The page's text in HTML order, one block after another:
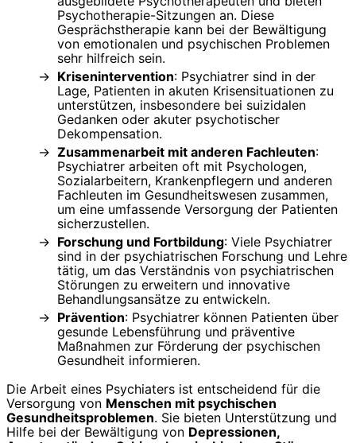
Psychotherapie-Sitzungen an. Diese
Gesprächstherapie kann bei der Bewältigung
von emotionalen und psychischen Problemen
sehr hilfreich sein.
Krisenintervention: Psychiatrer sind in der
Lage, Patienten in akuten Krisensituationen zu
unterstützen, insbesondere bei suizidalen
Gedanken oder akuter psychotischer
Dekompensation.
Zusammenarbeit mit anderen Fachleuten:
Psychiatrer arbeiten oft mit Psychologen,
Sozialarbeitern, Krankenpflegern und anderen
Fachleuten im Gesundheitswesen zusammen,
um eine umfassende Versorgung der Patienten
sicherzustellen.
Forschung und Fortbildung: Viele Psychiatrer
sind in der psychiatrischen Forschung und Lehre
tätig, um das Verständnis von psychiatrischen
Störungen zu erweitern und innovative
Behandlungsansätze zu entwickeln.
Prävention: Psychiatrer können Patienten über
gesunde Lebensführung und präventive
Maßnahmen zur Förderung der psychischen
Gesundheit informieren.
Die Arbeit eines Psychiaters ist entscheidend für die
Versorgung von Menschen mit psychischen
Gesundheitsproblemen. Sie bieten Unterstützung und
Hilfe bei der Bewältigung von Depressionen,